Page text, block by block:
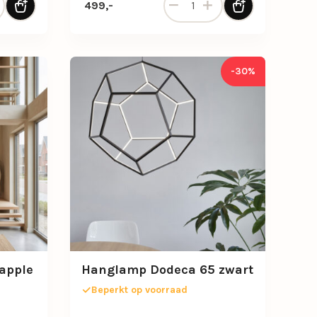
975,-. 499,-
-30%
Hanglamp Dodeca 65 zwart
Beperkt op voorraad